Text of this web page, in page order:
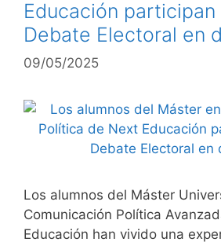
Educación participan
Debate Electoral en
09/05/2025
Los alumnos del Máster
Comunicación Política
Educación han vivido una